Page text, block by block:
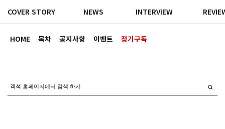
HOME 목차 공지사항 이벤트 정기구독
COVER STORY NEWS INTERVIEW